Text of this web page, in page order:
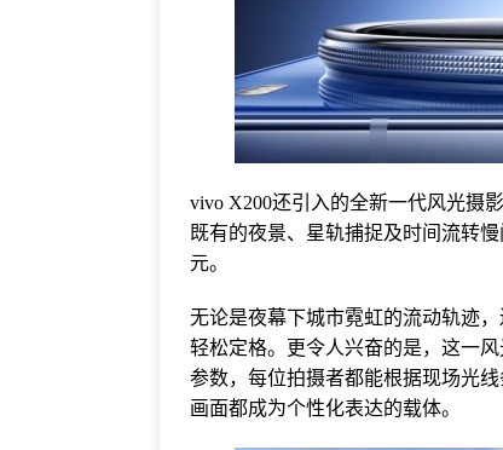
vivo X200还引入的全新一代风光摄
既有的夜景、星轨捕捉及时间流转
元。
无论是夜幕下城市霓虹的流动轨迹
轻松定格。更令人兴奋的是，这一
参数，每位拍摄者都能根据现场光
画面都成为个性化表达的载体。